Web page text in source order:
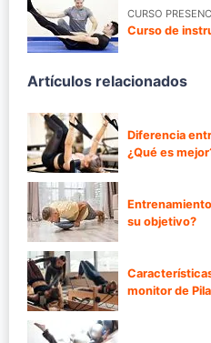
CURSO
Curso de
Artículos relacionados
Diferencia
¿Qué es
su objetivo?
monitor de